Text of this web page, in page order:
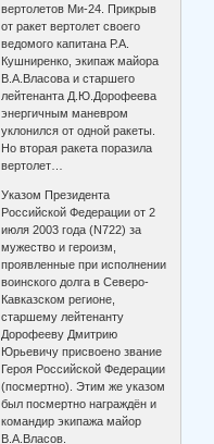
вертолетов Ми-24. Прикрыв
от ракет вертолет своего
ведомого капитана Р.А.
Кушниренко, экипаж майора
В.А.Власова и старшего
лейтенанта Д.Ю.Дорофеева
энергичным маневром
уклонился от одной ракеты.
Но вторая ракета поразила
вертолет…
Указом Президента
Российской Федерации от 2
июля 2003 года (N722) за
мужество и героизм,
проявленные при исполнении
воинского долга в Северо-
Кавказском регионе,
старшему лейтенанту
Дорофееву Дмитрию
Юрьевичу присвоено звание
Героя Российской Федерации
(посмертно). Этим же указом
был посмертно награждён и
командир экипажа майор
В.А.Власов.